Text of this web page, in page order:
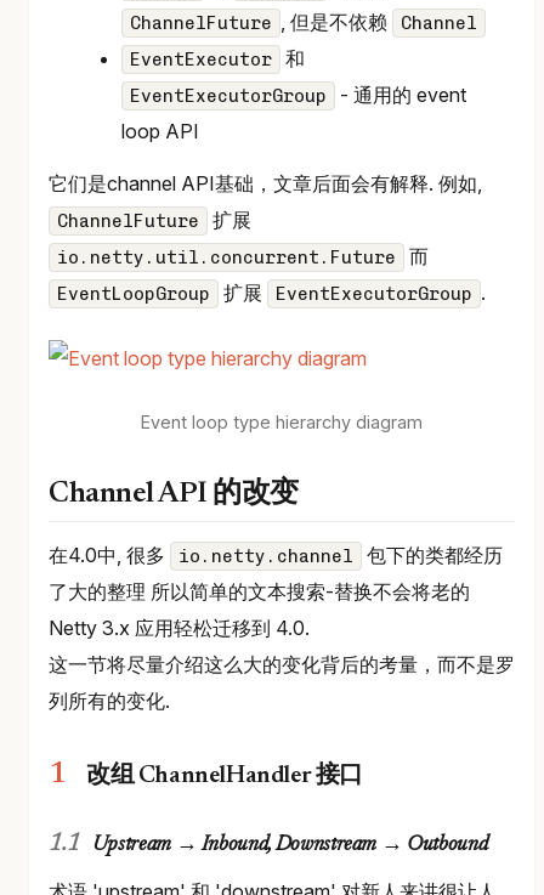
ChannelFuture , 但是不依赖
Channel
EventExecutor
和
EventExecutorGroup
- 通用的 event
loop API
它们是channel API基础，文章后面会有解释. 例如,
ChannelFuture 扩展
io.netty.util.concurrent.Future 而
EventLoopGroup 扩展 EventExecutorGroup .
Event loop type hierarchy diagram
Channel API 的改变
在4.0中, 很多 io.netty.channel
包下的类都经历
了大的整理 所以简单的文本搜索-替换不会将老的
Netty 3.x 应用轻松迁移到 4.0.
这一节将尽量介绍这么大的变化背后的考量，而不是罗
列所有的变化.
改组 ChannelHandler 接口
Upstream → Inbound, Downstream → Outbound